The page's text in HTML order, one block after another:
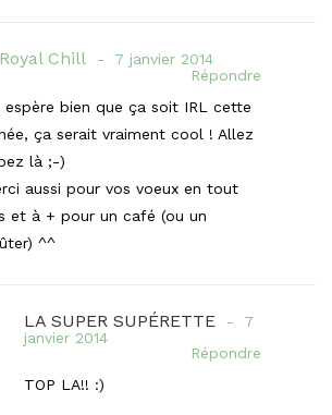
Royal Chill
7 janvier 2014
Répondre
espère bien que ça soit IRL cette
ça serait vraiment cool ! Allez
là ;-)
aussi pour vos voeux en tout
et à + pour un café (ou un
^^
LA SUPER SUPÉRETTE
7
janvier 2014
Répondre
TOP LA!! :)